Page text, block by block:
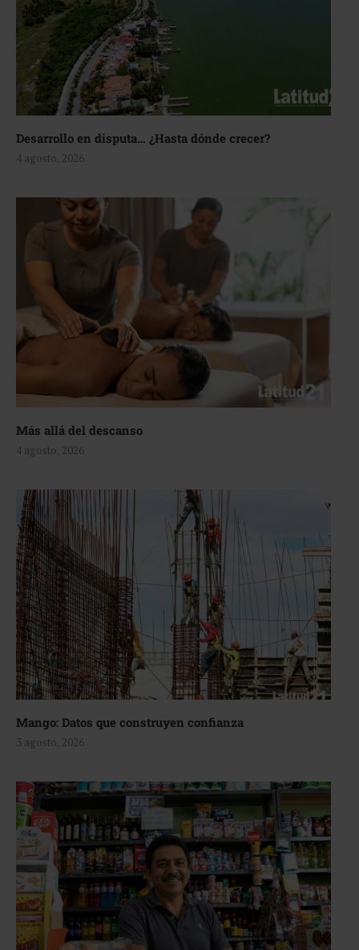
Desarrollo en disputa… ¿Hasta dónde crecer?
4 agosto, 2026
Más allá del descanso
4 agosto, 2026
Mango: Datos que construyen confianza
3 agosto, 2026